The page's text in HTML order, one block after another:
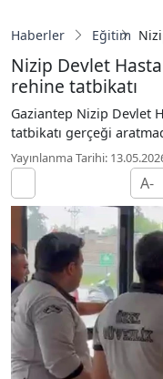
Haberler Eğitim
Nizip Devlet
rehine tatbikatı
Gaziantep Nizip Devlet
tatbikatı gerçeği
Yayınlanma Tarihi:
A-